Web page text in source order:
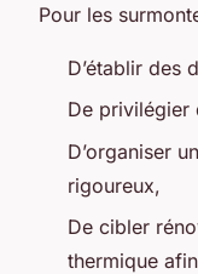
Pour les
D’établir des
De privilégier
D’organiser
rigoureux,
De cibler
thermique